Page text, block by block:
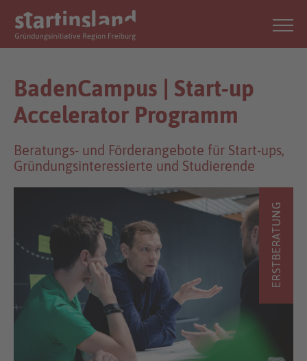
BadenCampus | Start-up
Accelerator Programm
Beratungs- und Förderangebote für Start-ups,
Gründungsinteressierte und Studierende
ERSTBERATUNG